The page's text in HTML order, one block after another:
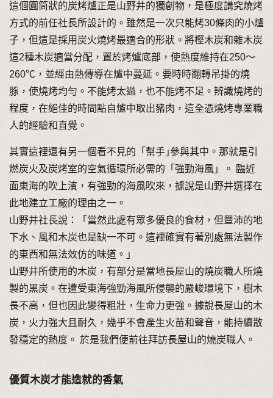
這個圓筒狀的炭烤爐正是山野井的獨創物，是極度講究燒烤
方式的前任社長所設計的。雖然是一次只能烤30條肉的小爐
子，但這是採用炭火燒烤最適合的形狀。將樫木炭和雜木炭
這2種木炭適當分配，置於烤爐底部，使熱度維持在250〜
260℃，並經由熱傳導在爐中蔓延。要時時翻轉吊掛的燒
豚，使燒烤均勻。不能烤太過，也不能烤不足。辨識燒烤的
程度，在絕佳的時間點自爐中取出豬肉，這全憑燒烤專業職
人的經驗和直覺。
其實這裡還有另一個看不見的「幫手｣參與其中。那就是引
燃炭火及炭烤室的空氣循環所必需的「強勁海風」。 臨近
面東海的吹上濱，有強勁的海風吹來，據說是山野井選擇在
此地建立工廠的理由之一。
山野井社長說：「當然此處有眾多優良的食材，但豐沛的地
下水、風和木炭也是缺一不可。這裡確實有著別處無法製作
的東西和無法效仿的味道。」
山野井所使用的木炭，有部分是當地長屋山的燒炭職人所燒
製的黑炭。在遭受東海強勁海風所侵襲的嚴峻環境下，樹木
長不高，但也因此變得粗壯，生命力更強。據說長屋山的木
炭，火力強大且耐久，幾乎不會產生火苗和聲音，能持續散
發穩定的熱度。 於是我們便前往拜訪長屋山的燒炭職人。
優質木炭才能造就的香氣